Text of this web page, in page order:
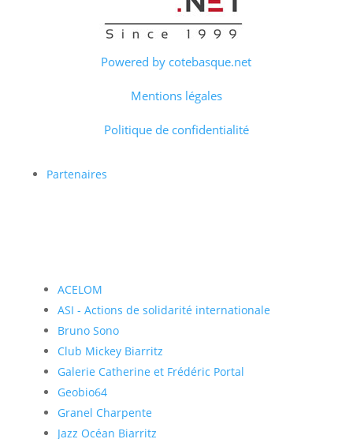
Powered by cotebasque.net
Mentions légales
Politique de confidentialité
Partenaires
ACELOM
ASI - Actions de solidarité internationale
Bruno Sono
Club Mickey Biarritz
Galerie Catherine et Frédéric Portal
Geobio64
Granel Charpente
Jazz Océan Biarritz